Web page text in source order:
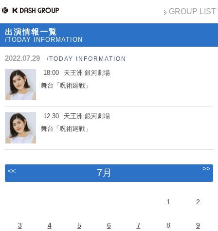
GROUP LIST
出演情報一覧
/TODAY INFORMATION
2022.07.29 /TODAY INFORMATION
18:00
天王洲 銀河劇場
舞台「呪術廻戦」
12:30
天王洲 銀河劇場
舞台「呪術廻戦」
<< 7月 >>
1 2
3 4 5 6 7 8 9